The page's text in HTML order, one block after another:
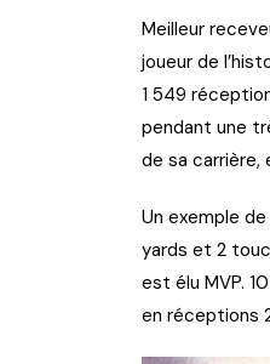
Meilleur
joueur de
1 549
pendant une
de sa carrière,
Un exemple
yards et 2
est élu MVP.
en réceptions